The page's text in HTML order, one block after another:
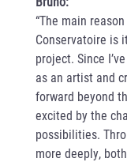
“The main
Conservatoire is
project. Since
as an artist and
forward beyond
excited by the
possibilities.
more deeply,